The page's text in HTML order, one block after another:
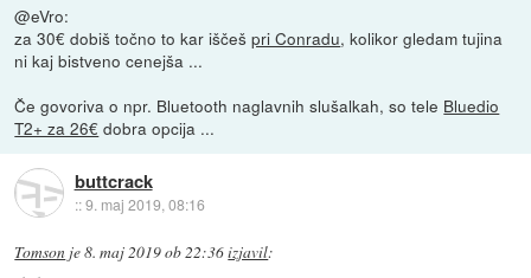
@eVro:
za 30€ dobiš točno to kar iščešpri Conradu, kolikor gledam tujina
ni kaj bistveno cenejša ...
Če govoriva o npr. Bluetooth naglavnih slušalkah, so tele Bluedio
T2+ za 26€ dobra opcija ...
buttcrack
::9. maj 2019, 08:16
Tomson je8. maj 2019 ob 22:36izjavil: